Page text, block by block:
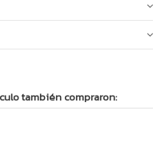
también compraron: